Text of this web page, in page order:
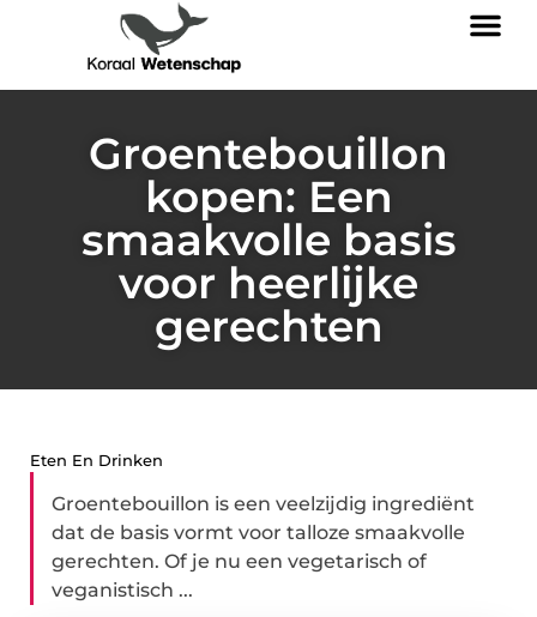
Groentebouillon
kopen: Een
smaakvolle basis
voor heerlijke
gerechten
Eten En Drinken
Groentebouillon is een veelzijdig ingrediënt
dat de basis vormt voor talloze smaakvolle
gerechten. Of je nu een vegetarisch of
veganistisch ...